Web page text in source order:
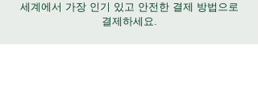
세계에서 가장 인기 있고 안전한 결제 방법으로
결제하세요.